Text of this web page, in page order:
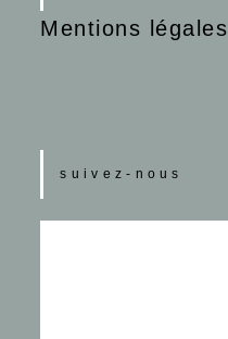
Mentions légales
suivez-nous